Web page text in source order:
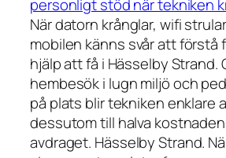
personligt stöd när tekniken
När datorn krånglar, wifi
mobilen känns svår att förstå
hjälp att få i Hässelby Strand.
hembesök i lugn miljö och
på plats blir tekniken enklare
dessutom till halva kostnaden
avdraget. Hässelby Strand.